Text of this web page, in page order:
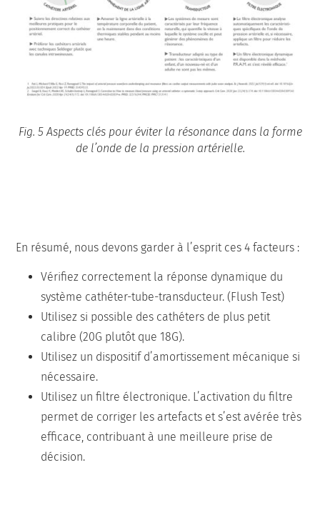
Fig. 5 Aspects clés pour éviter la résonance dans la forme
de l’onde de la pression artérielle.
En résumé, nous devons garder à l’esprit ces 4 facteurs :
Vérifiez correctement la réponse dynamique du
système cathéter-tube-transducteur. (Flush Test)
Utilisez si possible des cathéters de plus petit
calibre (20G plutôt que 18G).
Utilisez un dispositif d’amortissement mécanique si
nécessaire.
Utilisez un filtre électronique. L’activation du filtre
permet de corriger les artefacts et s’est avérée très
efficace, contribuant à une meilleure prise de
décision.